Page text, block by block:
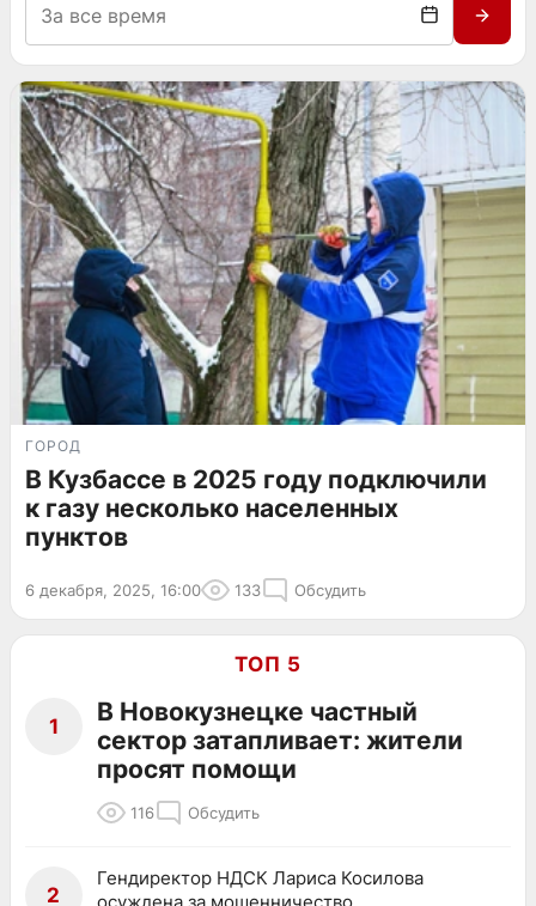
ГОРОД
В Кузбассе в 2025 году подключили
к газу несколько населенных
пунктов
6 декабря, 2025, 16:00 133 Обсудить
ТОП 5
1
В Новокузнецке частный
сектор затапливает: жители
просят помощи
116 Обсудить
2
Гендиректор НДСК Лариса Косилова
осуждена за мошенничество